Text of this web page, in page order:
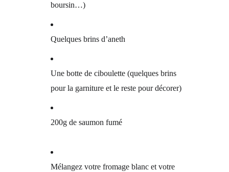
boursin…)
Quelques brins d’aneth
Une botte de ciboulette (quelques brins
pour la garniture et le reste pour décorer)
200g de saumon fumé
Mélangez votre fromage blanc et votre